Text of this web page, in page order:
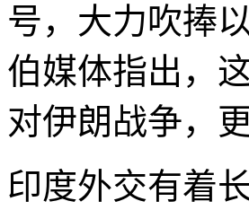
号，大力吹捧
伯媒体指出，
对伊朗战争，
印度外交有着